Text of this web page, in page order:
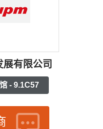
有限公司
- 9.1C57